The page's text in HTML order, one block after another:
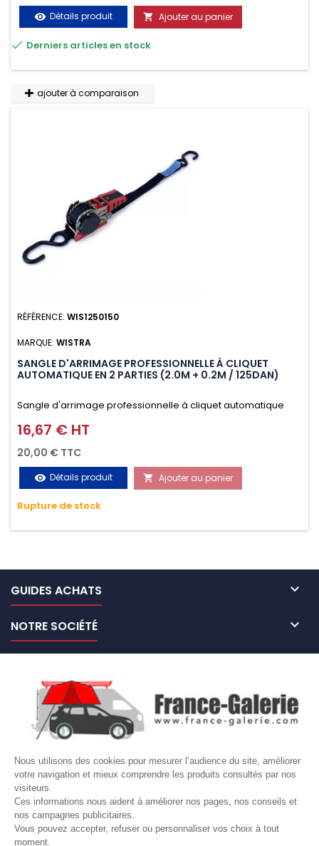
Nous utilisons des cookies pour mesurer l’audience du site, améliorer
votre navigation et mieux comprendre les produits consultés par nos
visiteurs.
Ces informations nous aident à améliorer nos pages, nos conseils et
nos campagnes publicitaires.
Vous pouvez accepter, refuser ou personnaliser vos choix à tout
moment.
d'arrimer et de sécuriser vos chargements pendant le
transport. Matière polyester très résistante aux UV et aux
variations de températures, n'absorbe pas l'eau.
visibility Détails produit  Ajouter au panier
 Derniers articles en stock
ajouter à comparaison
RÉFÉRENCE: WIS1250150
MARQUE: WISTRA
SANGLE D'ARRIMAGE PROFESSIONNELLE À CLIQUET
AUTOMATIQUE EN 2 PARTIES (2.0M + 0.2M / 125DAN)
Sangle d'arrimage professionnelle à cliquet automatique
avec crochet S en 2 parties (2.0M + 0.2M / 125daN), simple et
rapide d'utilisation. Permet d'arrimer et de sécuriser
vos chargements pendant le transport. Matière polyester
très résistante aux UV et aux variations de températures,
n'absorbe pas l'eau.
Prix
16,67 € HT
20,00 € TTC
visibility Détails produit  Ajouter au panier
Rupture de stock
GUIDES ACHATS 
NOTRE SOCIÉTÉ 
VOTRE COMPTE 
Site protégé par reCAPTCHA.
LETTRE D'INFORMATIONS